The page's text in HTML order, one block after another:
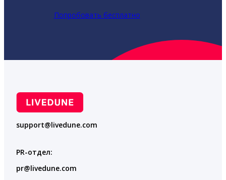
Попробовать бесплатно
support@livedune.com
PR-отдел:
pr@livedune.com